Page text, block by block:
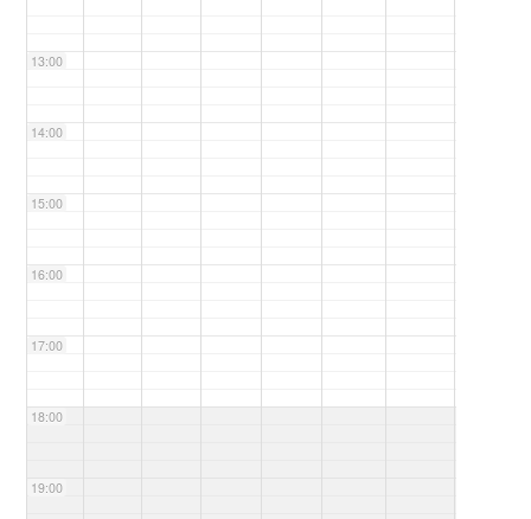
13:00
14:00
15:00
16:00
17:00
18:00
19:00